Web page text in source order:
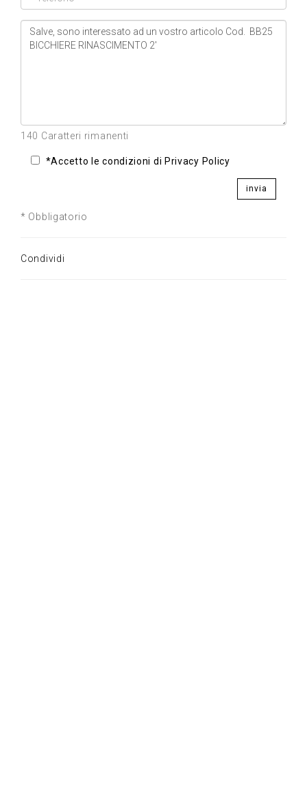
140 Caratteri rimanenti
*Accetto le condizioni di Privacy Policy
invia
* Obbligatorio
Condividi